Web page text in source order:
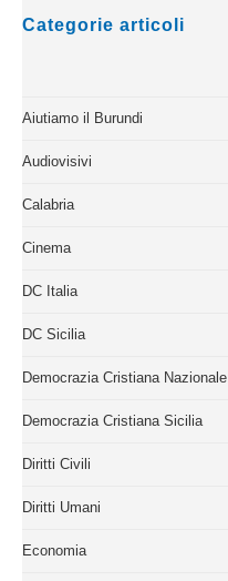
Categorie articoli
Aiutiamo il Burundi
Audiovisivi
Calabria
Cinema
DC Italia
DC Sicilia
Democrazia Cristiana Nazionale
Democrazia Cristiana Sicilia
Diritti Civili
Diritti Umani
Economia